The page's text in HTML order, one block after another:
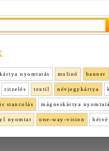
nyomtatás molinó banner
ritzelés textil névjegykártya
stancolás mágneskártya
nyomtat one-way-vision